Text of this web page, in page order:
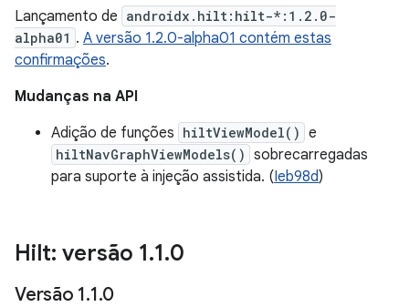
Lançamento de androidx.hilt:hilt-*:1.2.0-
alpha01 . A versão 1.2.0-alpha01 contém estas
confirmações.
Mudanças na API
Adição de funções hiltViewModel() e
hiltNavGraphViewModels() sobrecarregadas
para suporte à injeção assistida. (Ieb98d)
Hilt: versão 1.1.0
Versão 1.1.0